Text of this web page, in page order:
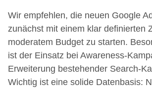
Wir empfehlen, die neuen Google
zunächst mit einem klar definierten
moderatem Budget zu starten.
ist der Einsatz bei Awareness-
Erweiterung bestehender Search-
Wichtig ist eine solide Datenbasis: